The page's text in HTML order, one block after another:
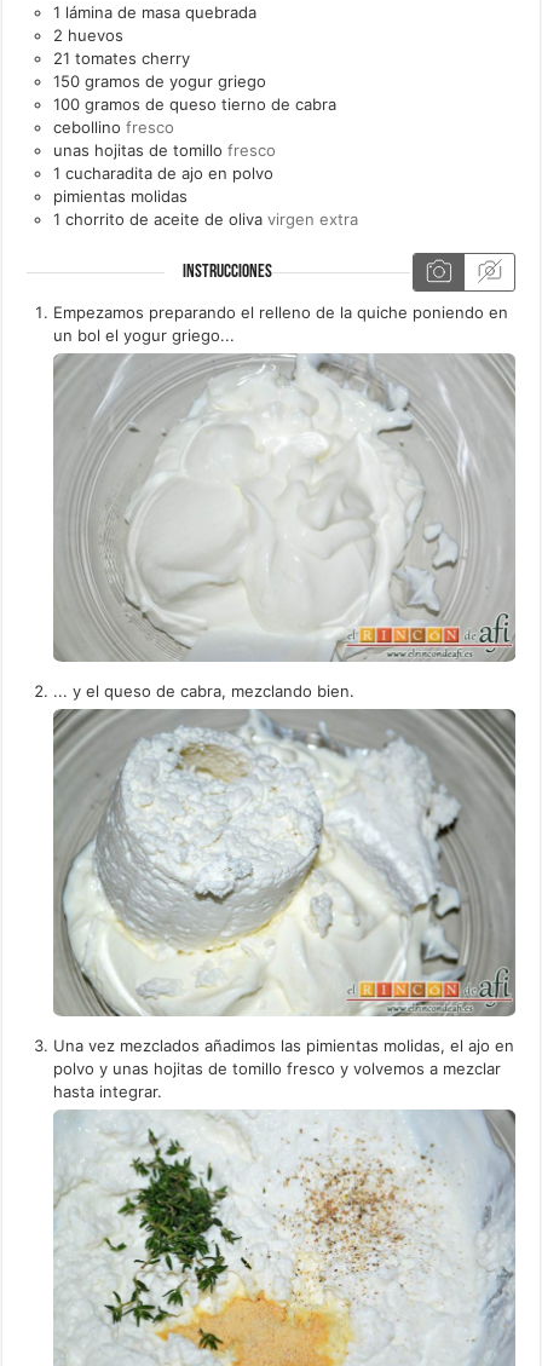
1 lámina de masa quebrada
2 huevos
21 tomates cherry
150 gramos de yogur griego
100 gramos de queso tierno de cabra
cebollino fresco
unas hojitas de tomillo fresco
1 cucharadita de ajo en polvo
pimientas molidas
1 chorrito de aceite de oliva virgen extra
INSTRUCCIONES
Empezamos preparando el relleno de la quiche poniendo en
un bol el yogur griego...
... y el queso de cabra, mezclando bien.
Una vez mezclados añadimos las pimientas molidas, el ajo en
polvo y unas hojitas de tomillo fresco y volvemos a mezclar
hasta integrar.